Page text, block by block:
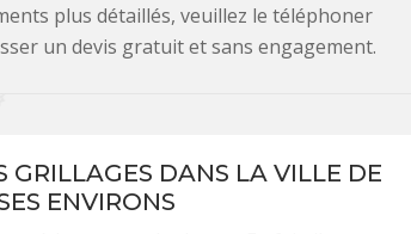
plus détaillés, veuillez le téléphoner
un devis gratuit et sans engagement.
GRILLAGES DANS LA VILLE DE
ENVIRONS